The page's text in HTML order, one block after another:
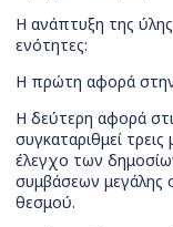
Η ανάπτυξη της
ενότητες:
Η πρώτη αφορά στην
Η δεύτερη αφορά
συγκαταριθμεί
έλεγχο των
συμβάσεων μεγάλης
θεσμού.